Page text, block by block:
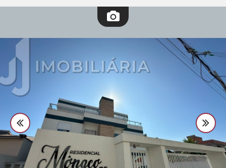
Quem Somos
Contato
Fale Conosco 48 3364-0079
Plantão 48 99842-0500
Divulgue seu imóvel